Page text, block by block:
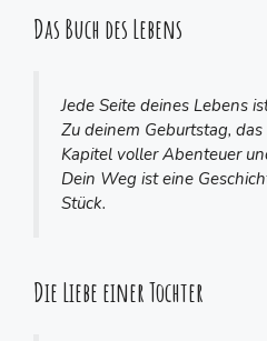
Das Buch des Lebens
Jede Seite deines Lebens
Zu deinem Geburtstag,
Kapitel voller Abenteuer
Dein Weg ist eine
Stück.
Die Liebe einer Tochter